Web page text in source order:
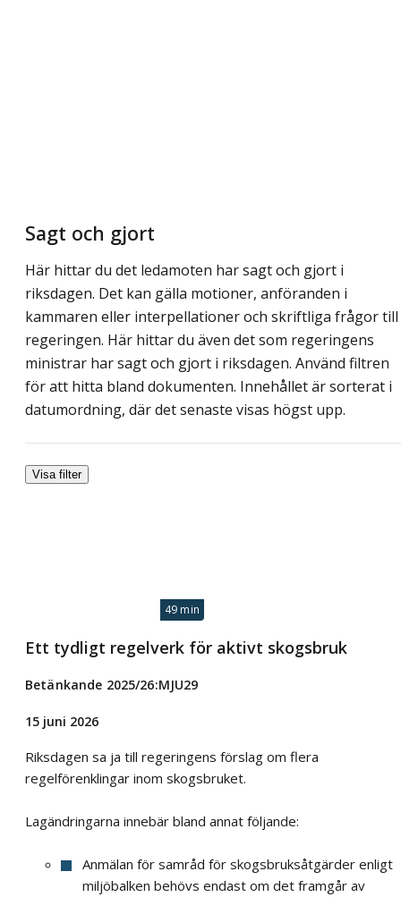
Sagt och gjort
Här hittar du det ledamoten har sagt och gjort i
riksdagen. Det kan gälla motioner, anföranden i
kammaren eller interpellationer och skriftliga frågor till
regeringen. Här hittar du även det som regeringens
ministrar har sagt och gjort i riksdagen. Använd filtren
för att hitta bland dokumenten. Innehållet är sorterat i
datumordning, där det senaste visas högst upp.
Visa filter
49 min
Ett tydligt regelverk för aktivt skogsbruk
Betänkande 2025/26:MJU29
15 juni 2026
Riksdagen sa ja till regeringens förslag om flera
regelförenklingar inom skogsbruket.
Lagändringarna innebär bland annat följande:
Anmälan för samråd för skogsbruksåtgärder enligt
miljöbalken behövs endast om det framgår av